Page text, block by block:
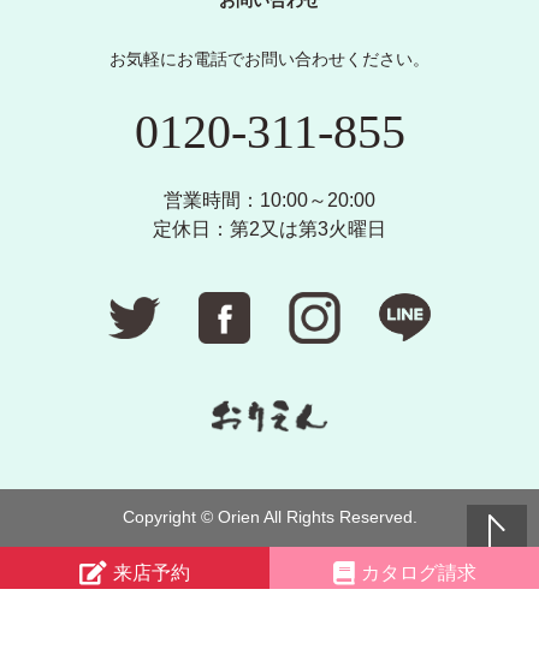
お気軽にお電話でお問い合わせください。
0120-311-855
営業時間：10:00～20:00
定休日：第2又は第3火曜日
Copyright © Orien All Rights Reserved.
来店予約 カタログ請求